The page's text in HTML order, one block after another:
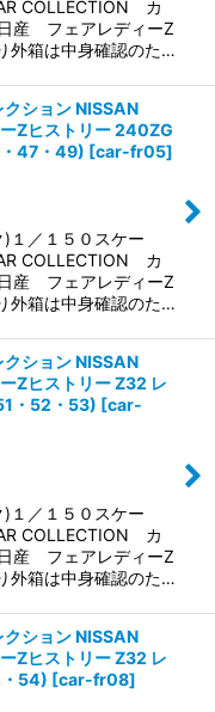
COLLECTION カ
産 フェアレディーZ
外箱は中身確認のた…
ション NISSAN
Zヒストリー 240ZG
47・49) [car-fr05]
／１５０スケー
COLLECTION カ
産 フェアレディーZ
外箱は中身確認のた…
ション NISSAN
Zヒストリー Z32 レ
・52・53) [car-
／１５０スケー
COLLECTION カ
産 フェアレディーZ
外箱は中身確認のた…
ション NISSAN
Zヒストリー Z32 レ
・54) [car-fr08]